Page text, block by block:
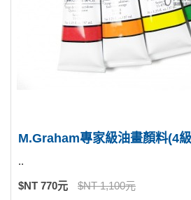
M.Graham專家級油畫顏料(4
..
$NT 770元 $NT 1,100元